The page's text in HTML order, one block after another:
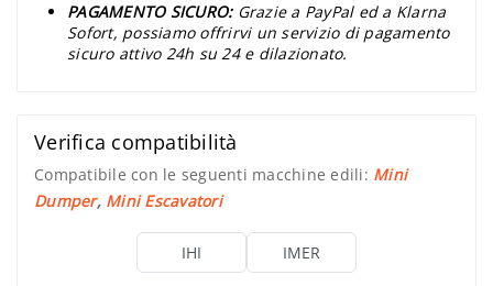
PAGAMENTO SICURO: Grazie a PayPal ed a Klarna
Sofort, possiamo offrirvi un servizio di pagamento
sicuro attivo 24h su 24 e dilazionato.
Verifica compatibilità
Compatibile con le seguenti macchine edili: Mini
Dumper, Mini Escavatori
IHI IMER